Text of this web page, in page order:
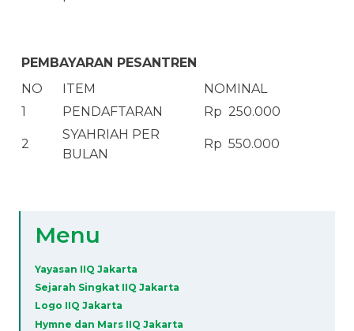
PEMBAYARAN PESANTREN
NO
ITEM
NOMINAL
1
PENDAFTARAN Rp 250.000
2
SYAHRIAH PER
BULAN
Rp 550.000
Menu
Yayasan IIQ Jakarta
Sejarah Singkat IIQ Jakarta
Logo IIQ Jakarta
Hymne dan Mars IIQ Jakarta